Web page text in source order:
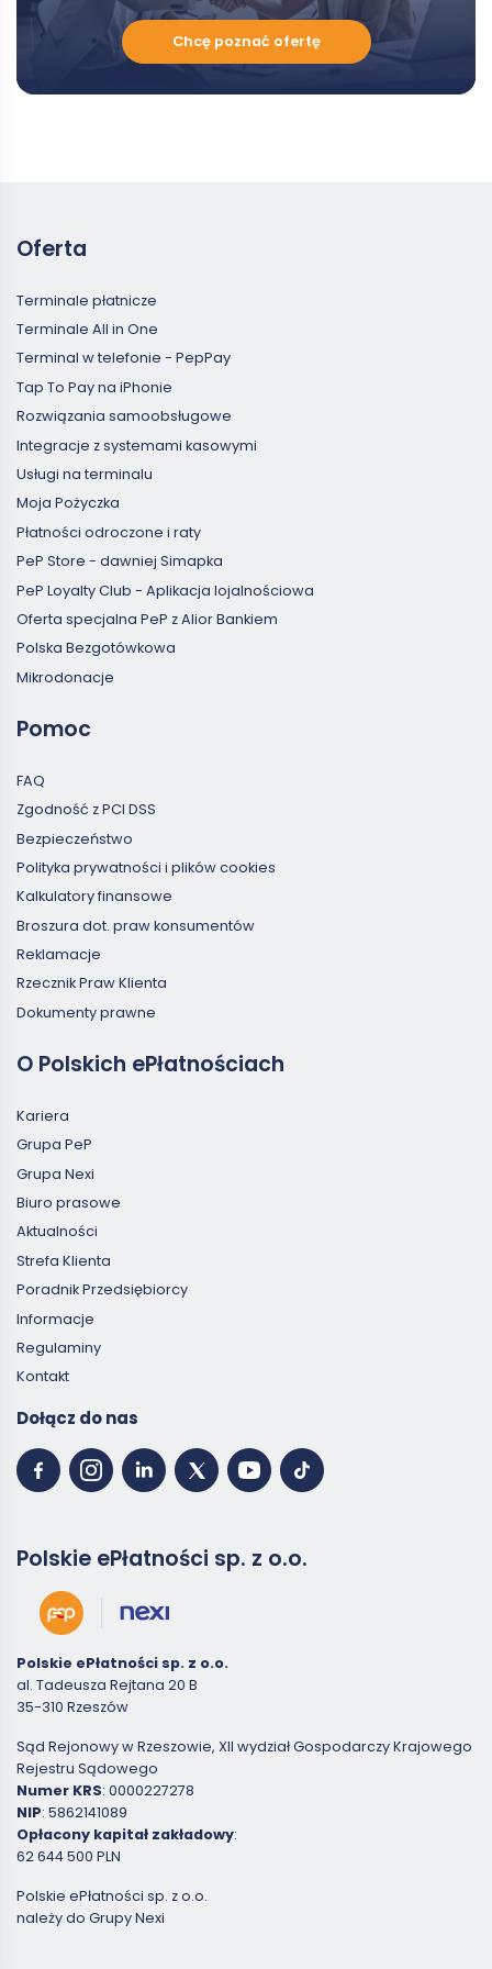
Chcę
Chcę poznać ofertę
Oferta
Terminale płatnicze
Terminale All in One
Terminal w telefonie - PepPay
Tap To Pay na iPhonie
Rozwiązania samoobsługowe
Integracje z systemami kasowymi
Usługi na terminalu
Moja Pożyczka
Płatności odroczone i raty
PeP Store - dawniej Simapka
PeP Loyalty Club - Aplikacja lojalnościowa
Oferta specjalna PeP z Alior Bankiem
Polska Bezgotówkowa
Mikrodonacje
Pomoc
FAQ
Zgodność z PCI DSS
Bezpieczeństwo
Polityka prywatności i plików cookies
Kalkulatory finansowe
Broszura dot. praw konsumentów
Reklamacje
Rzecznik Praw Klienta
Dokumenty prawne
O Polskich ePłatnościach
Kariera
Grupa PeP
Grupa Nexi
Biuro prasowe
Aktualności
Strefa Klienta
Poradnik Przedsiębiorcy
Informacje
Regulaminy
Kontakt
Dołącz do nas
Polskie ePłatności sp. z o.o.
Polskie ePłatności sp. z o.o.
al. Tadeusza Rejtana 20 B
35-310 Rzeszów
Sąd Rejonowy w Rzeszowie, XII wydział Gospodarczy Krajowego
Rejestru Sądowego
Numer KRS: 0000227278
NIP: 5862141089
Opłacony kapitał zakładowy:
62 644 500 PLN
Polskie ePłatności sp. z o.o.
należy do Grupy Nexi